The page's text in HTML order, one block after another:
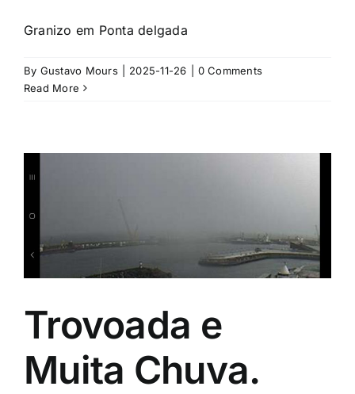
Granizo em Ponta delgada
By Gustavo Mours 2025-11-26
0 Comments
Read More
Trovoada e
Muita Chuva.